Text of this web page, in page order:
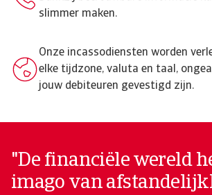
slimmer maken.
Onze incassodiensten worden
elke tijdzone, valuta en taal,
jouw debiteuren gevestigd zijn.
"De financiële wereld
imago van